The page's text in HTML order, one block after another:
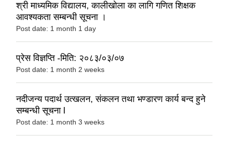
श्री माध्यमिक विद्यालय, कालीखोला का लागि गणित शिक्षक
आवश्यकता सम्बन्धी सूचना ।
Post date: 1 month 1 day
प्रेस विज्ञप्ति -मिति: २०८३/०३/०७
Post date: 1 month 2 weeks
नदीजन्य पदार्थ उत्खलन, संकलन तथा भण्डारण कार्य बन्द हुने
सम्बन्धी सूचना l
Post date: 1 month 3 weeks